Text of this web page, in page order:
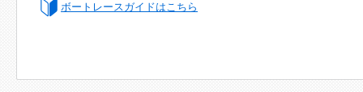
ボートレースガイドはこちら